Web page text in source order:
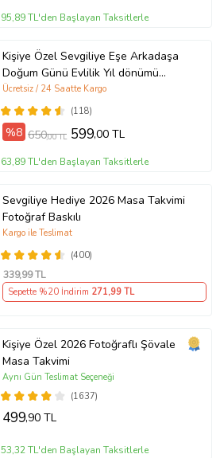
95,89 TL'den Başlayan Taksitlerle
Kişiye Özel Sevgiliye Eşe Arkadaşa
Doğum Günü Evlilik Yıl dönümü
Fotoğraflı Hediye Takvim Yaprağı
NOSTALJİK ZARFLI
(118)
Ücretsiz / 24 Saatte Kargo
%8 650,00 TL 599,00 TL
63,89 TL'den Başlayan Taksitlerle
Sevgiliye Hediye 2026 Masa Takvimi
Fotoğraf Baskılı
(400)
Kargo ile Teslimat
339,99 TL
Sepette %20 İndirim 271,99 TL
Kişiye Özel 2026 Fotoğraflı Şövale
Masa Takvimi
(1637)
Aynı Gün Teslimat Seçeneği
499,90 TL
53,32 TL'den Başlayan Taksitlerle